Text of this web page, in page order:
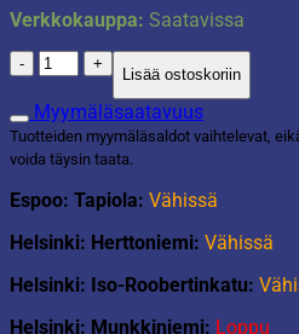
Verkkokauppa: Saatavissa
Alumiinituoli
vintage
keltainen
määrä
Lisää ostoskoriin
Myymäläsaatavuus
Tuotteiden myymäläsaldot vaihtelevat,
voida täysin taata.
Espoo: Tapiola: Vähissä
Helsinki: Herttoniemi: Vähissä
Helsinki: Iso-Roobertinkatu:
Helsinki: Munkkiniemi: Loppu